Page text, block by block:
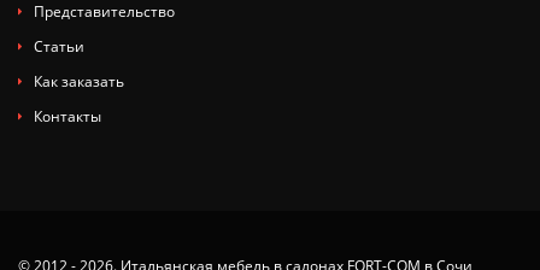
Представительство
Статьи
Как заказать
Контакты